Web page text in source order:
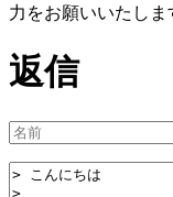
力をお願いいたしま
返信